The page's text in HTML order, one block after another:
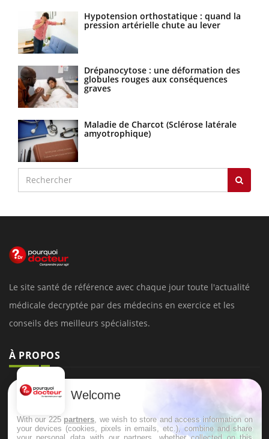
Hypotension orthostatique : quand la
pression artérielle chute au lever
Drépanocytose : une déformation des
globules rouges aux conséquences
graves
Maladie de Charcot (Sclérose latérale
amyotrophique)
Le site santé de référence avec chaque jour toute l'actualité
médicale decryptée par des médecins en exercice et les
conseils des meilleurs spécialistes.
À PROPOS
Données personnelles et cookies
Conditions d'utilisation
Welcome
With our 225 partners , we wish to store and access information on
your devices (cookies, pixels in emails, etc.), combine and share
your personal data with our partners, whether collected on this